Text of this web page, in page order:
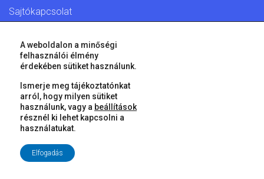
Sajtókapcsolat
© 2026 Győr Megyei Jogú Város • Minden jog fenntartva!
A weboldalon a minőségi
felhasználói élmény
érdekében sütiket használunk.
Ismerje meg tájékoztatónkat
arról, hogy milyen sütiket
használunk, vagy a beállítások
résznél ki lehet kapcsolni a
használatukat.
Elfogadás